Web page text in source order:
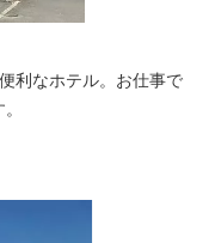
利なホテル。お仕事で